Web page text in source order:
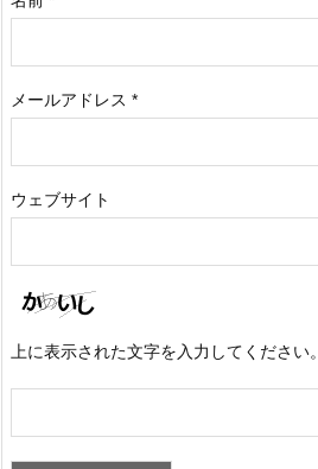
メールアドレス *
ウェブサイト
上に表示された文字を入力してください。